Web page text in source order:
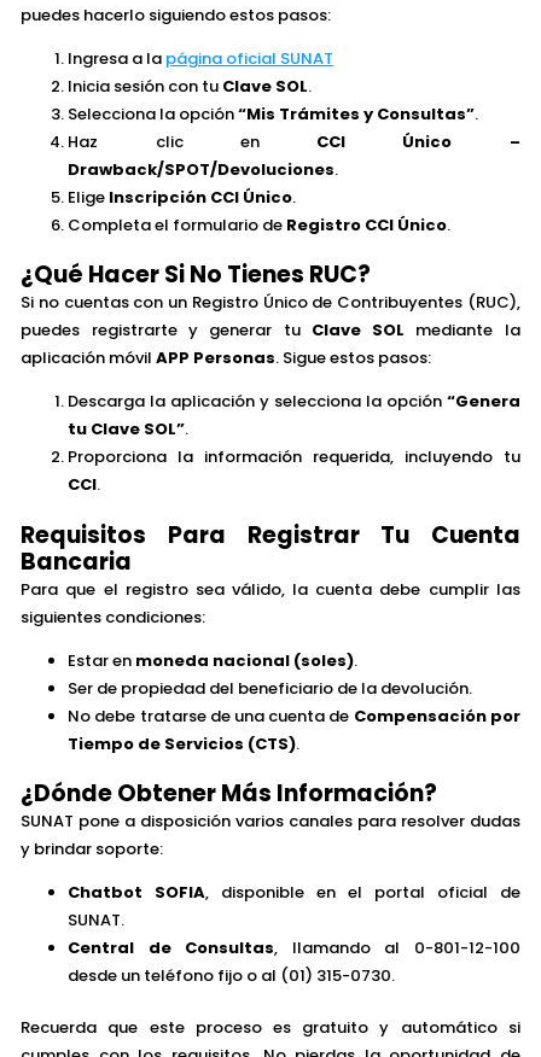
puedes hacerlo siguiendo estos pasos:
Ingresa a la página oficial SUNAT
Inicia sesión con tu Clave SOL.
Selecciona la opción“Mis Trámites y Consultas”.
Haz clic en CCI Único –
Drawback/SPOT/Devoluciones.
Elige Inscripción CCI Único.
Completa el formulario de Registro CCI Único.
¿Qué Hacer Si No Tienes RUC?
Si no cuentas con un Registro Único de Contribuyentes (RUC),
puedes registrarte y generar tu Clave SOL mediante la
aplicación móvilAPP Personas. Sigue estos pasos:
Descarga la aplicación y selecciona la opción “Genera
tu Clave SOL”.
Proporciona la información requerida, incluyendo tu
CCI.
Requisitos Para Registrar Tu Cuenta
Bancaria
Para que el registro sea válido, la cuenta debe cumplir las
siguientes condiciones:
Estar en moneda nacional (soles).
Ser de propiedad del beneficiario de la devolución.
No debe tratarse de una cuenta de Compensación por
Tiempo de Servicios (CTS).
¿Dónde Obtener Más Información?
SUNAT pone a disposición varios canales para resolver dudas
y brindar soporte:
Chatbot SOFIA, disponible en el portal oficial de
SUNAT.
Central de Consultas, llamando al 0-801-12-100
desde un teléfono fijo o al (01) 315-0730.
Recuerda que este proceso es gratuito y automático si